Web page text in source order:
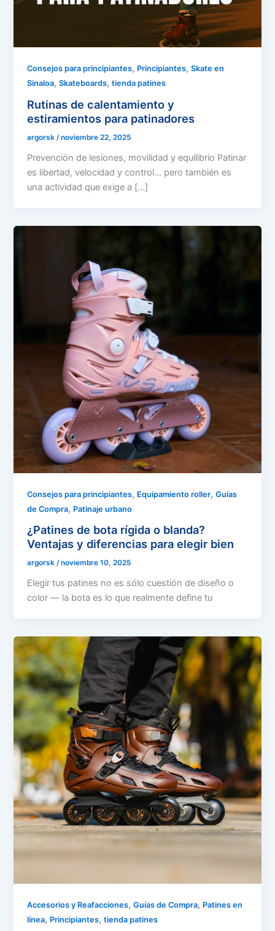
Consejos para principiantes, Principiantes,Skate en
Sinaloa,Skateboards,tienda patines
Rutinas de calentamiento y
estiramientos para patinadores
argorsk /noviembre 22, 2025
Prevención de lesiones, movilidad y equilibrio Patinar
es libertad, velocidad y control… pero también es
una actividad que exige a […]
Consejos para principiantes, Equipamiento roller,Guías
de Compra, Patinaje urbano
¿Patines de bota rígida o blanda?
Ventajas y diferencias para elegir bien
argorsk/noviembre 10, 2025
Elegir tus patines no es sólo cuestión de diseño o
color — la bota es lo que realmente define tu
Accesorios y Reafacciones,Guías de Compra, Patines en
línea, Principiantes,tienda patines